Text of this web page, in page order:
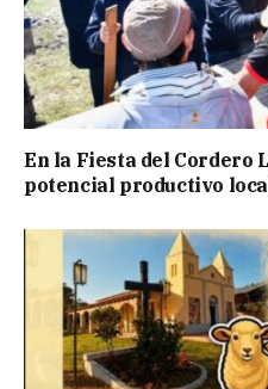
En la Fiesta del Cordero
potencial productivo